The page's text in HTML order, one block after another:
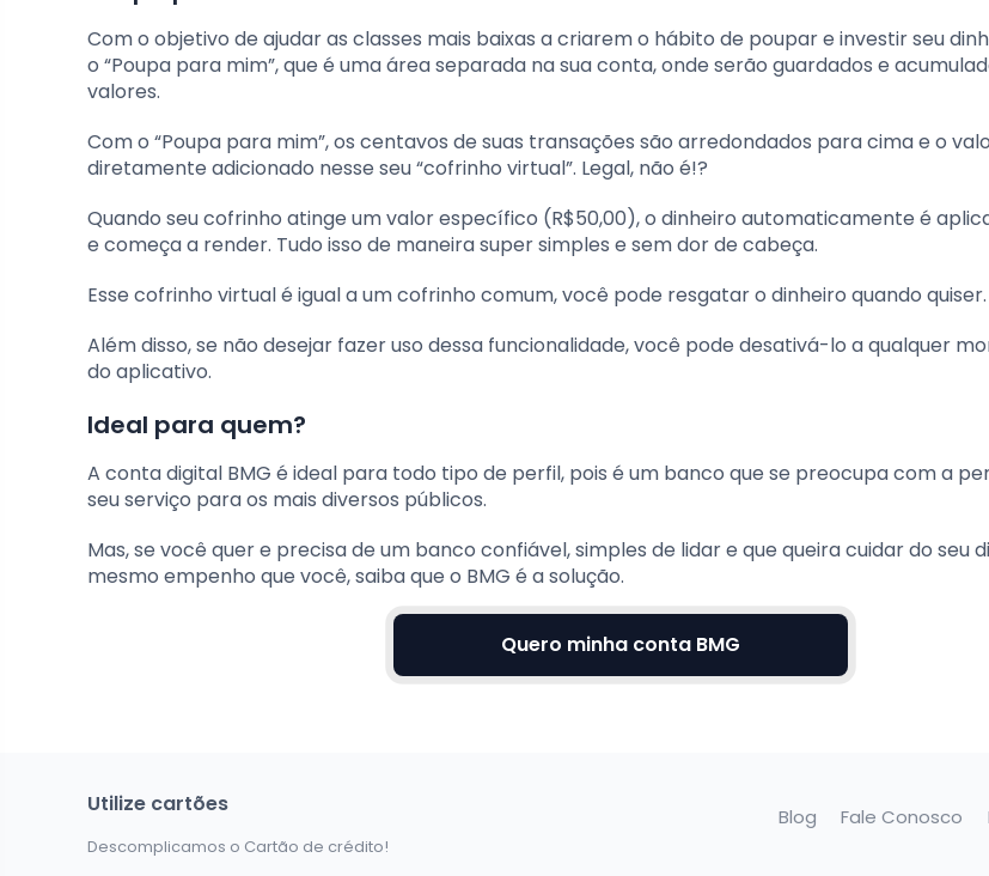
Com o objetivo de ajudar as classes mais baixas a criarem o hábito de poupar e investir seu
o “Poupa para mim”, que é uma área separada na sua conta, onde serão guardados e
valores.
Com o “Poupa para mim”, os centavos de suas transações são arredondados para cima e o
diretamente adicionado nesse seu “cofrinho virtual”. Legal, não é!?
Quando seu cofrinho atinge um valor específico (R$50,00), o dinheiro automaticamente é
e começa a render. Tudo isso de maneira super simples e sem dor de cabeça.
Esse cofrinho virtual é igual a um cofrinho comum, você pode resgatar o dinheiro quando quiser.
Além disso, se não desejar fazer uso dessa funcionalidade, você pode desativá-lo a qualquer
do aplicativo.
Ideal para quem?
A conta digital BMG é ideal para todo tipo de perfil, pois é um banco que se preocupa com a
seu serviço para os mais diversos públicos.
Mas, se você quer e precisa de um banco confiável, simples de lidar e que queira cuidar do seu
mesmo empenho que você, saiba que o BMG é a solução.
Quero minha conta BMG
Utilize cartões
Descomplicamos o Cartão de crédito!
Blog Fale Conosco